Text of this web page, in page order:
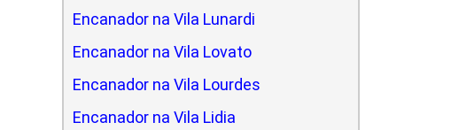
Encanador na Vila Lunardi
Encanador na Vila Lovato
Encanador na Vila Lourdes
Encanador na Vila Lidia